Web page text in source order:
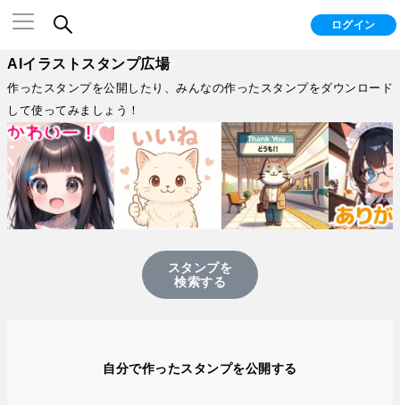
ログイン
AIイラストスタンプ広場
作ったスタンプを公開したり、みんなの作ったスタンプをダウンロード
して使ってみましょう！
スタンプを
検索する
自分で作ったスタンプを公開する